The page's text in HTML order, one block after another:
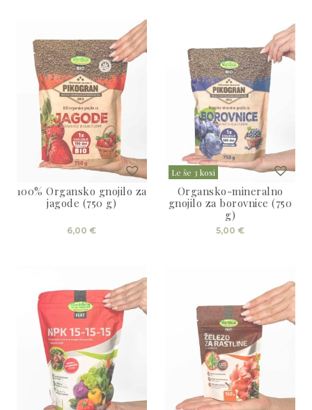
100% Organsko gnojilo za
jagode (750 g)
6,00 €
Le še 3 kosi
Organsko-mineralno
gnojilo za borovnice (750
g)
5,00 €